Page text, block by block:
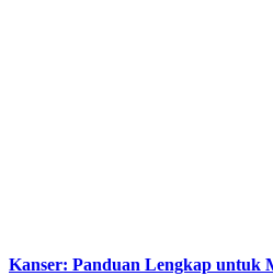
Kanser: Panduan Lengkap untuk